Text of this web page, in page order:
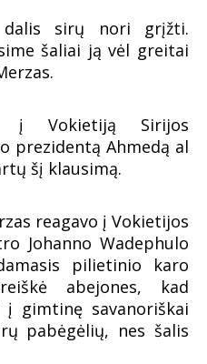
dalis sirų nori grįžti.
šaliai ją vėl greitai
į Vokietiją Sirijos
prezidentą Ahmedą al
šį klausimą.
reagavo į Vokietijos
Johanno Wadephulo
pilietinio karo
abejones, kad
gimtinę savanoriškai
pabėgėlių, nes šalis